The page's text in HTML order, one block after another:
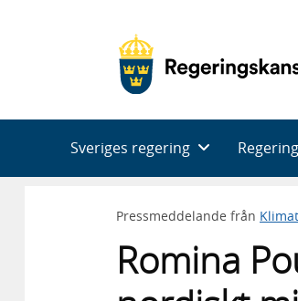
Sveriges regering
Pressmeddelande från
Romina